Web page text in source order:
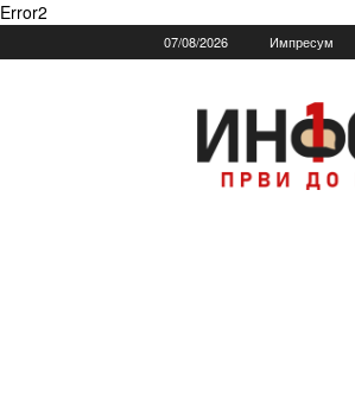
Error2
07/08/2026 Импресум